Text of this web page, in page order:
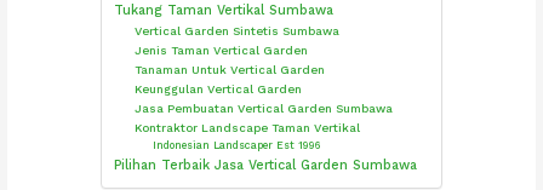
Tukang Taman Vertikal Sumbawa
Vertical Garden Sintetis Sumbawa
Jenis Taman Vertical Garden
Tanaman Untuk Vertical Garden
Keunggulan Vertical Garden
Jasa Pembuatan Vertical Garden Sumbawa
Kontraktor Landscape Taman Vertikal
Indonesian Landscaper Est 1996
Pilihan Terbaik Jasa Vertical Garden Sumbawa